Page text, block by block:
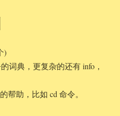
)
词典，更复杂的还有 info，
帮助，比如 cd 命令。